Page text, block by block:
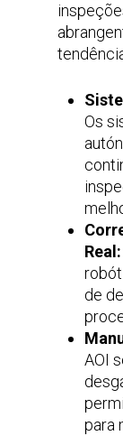
Os
Real:
de
AOI
para